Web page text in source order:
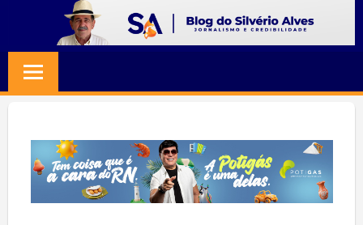
content
SILVERIO
ALVES
Jornalismo
Credibilidade